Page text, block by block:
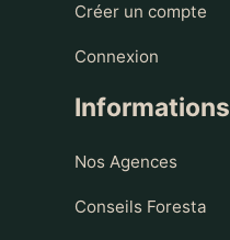
Créer un compte
Connexion
Informations
Nos Agences
Conseils Foresta